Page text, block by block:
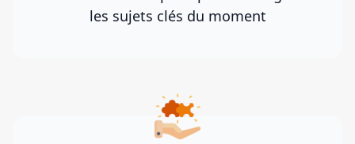
les sujets clés du moment